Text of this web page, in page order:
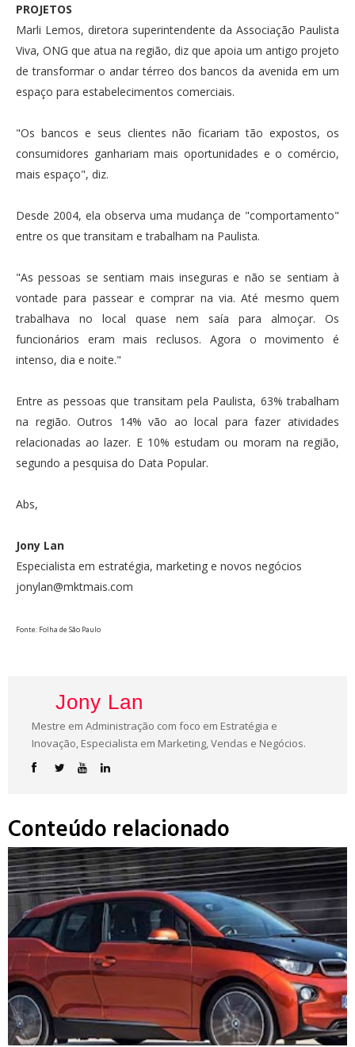
PROJETOS
Marli Lemos, diretora superintendente da Associação Paulista
Viva, ONG que atua na região, diz que apoia um antigo projeto
de transformar o andar térreo dos bancos da avenida em um
espaço para estabelecimentos comerciais.
"Os bancos e seus clientes não ficariam tão expostos, os
consumidores ganhariam mais oportunidades e o comércio,
mais espaço", diz.
Desde 2004, ela observa uma mudança de "comportamento"
entre os que transitam e trabalham na Paulista.
"As pessoas se sentiam mais inseguras e não se sentiam à
vontade para passear e comprar na via. Até mesmo quem
trabalhava no local quase nem saía para almoçar. Os
funcionários eram mais reclusos. Agora o movimento é
intenso, dia e noite."
Entre as pessoas que transitam pela Paulista, 63% trabalham
na região. Outros 14% vão ao local para fazer atividades
relacionadas ao lazer. E 10% estudam ou moram na região,
segundo a pesquisa do Data Popular.
Abs,
Jony Lan
Especialista em estratégia, marketing e novos negócios
jonylan@mktmais.com
Fonte: Folha de São Paulo
Jony Lan
Mestre em Administração com foco em Estratégia e
Inovação, Especialista em Marketing, Vendas e Negócios.
Conteúdo relacionado